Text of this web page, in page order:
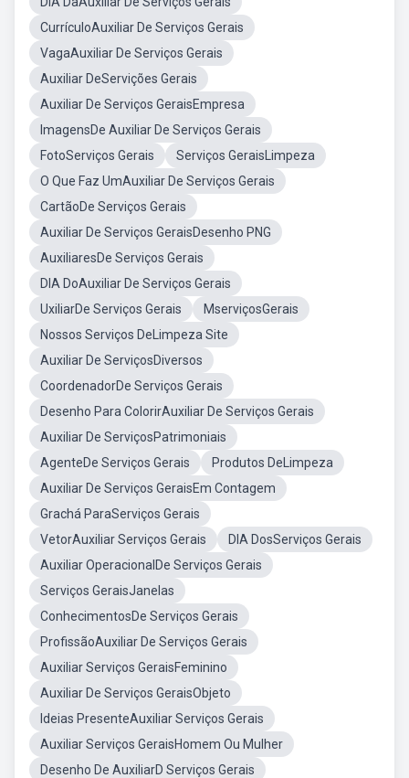
CurrículoAuxiliar De Serviços Gerais
VagaAuxiliar De Serviços Gerais
Auxiliar DeServições Gerais
Auxiliar De Serviços GeraisEmpresa
ImagensDe Auxiliar De Serviços Gerais
FotoServiços Gerais
Serviços GeraisLimpeza
O Que Faz UmAuxiliar De Serviços Gerais
CartãoDe Serviços Gerais
Auxiliar De Serviços GeraisDesenho PNG
AuxiliaresDe Serviços Gerais
DIA DoAuxiliar De Serviços Gerais
UxiliarDe Serviços Gerais
MserviçosGerais
Nossos Serviços DeLimpeza Site
Auxiliar De ServiçosDiversos
CoordenadorDe Serviços Gerais
Desenho Para ColorirAuxiliar De Serviços Gerais
Auxiliar De ServiçosPatrimoniais
AgenteDe Serviços Gerais
Produtos DeLimpeza
Auxiliar De Serviços GeraisEm Contagem
Grachá ParaServiços Gerais
VetorAuxiliar Serviços Gerais
DIA DosServiços Gerais
Auxiliar OperacionalDe Serviços Gerais
Serviços GeraisJanelas
ConhecimentosDe Serviços Gerais
ProfissãoAuxiliar De Serviços Gerais
Auxiliar Serviços GeraisFeminino
Auxiliar De Serviços GeraisObjeto
Ideias PresenteAuxiliar Serviços Gerais
Auxiliar Serviços GeraisHomem Ou Mulher
Desenho De AuxiliarD Serviços Gerais